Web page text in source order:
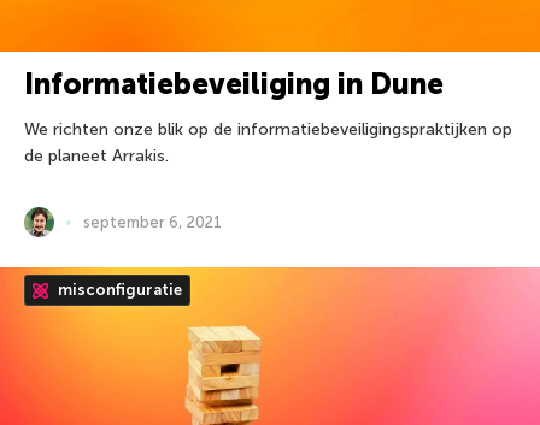
Informatiebeveiliging in Dune
We richten onze blik op de informatiebeveiligingspraktijken op
de planeet Arrakis.
september 6, 2021
misconfiguratie